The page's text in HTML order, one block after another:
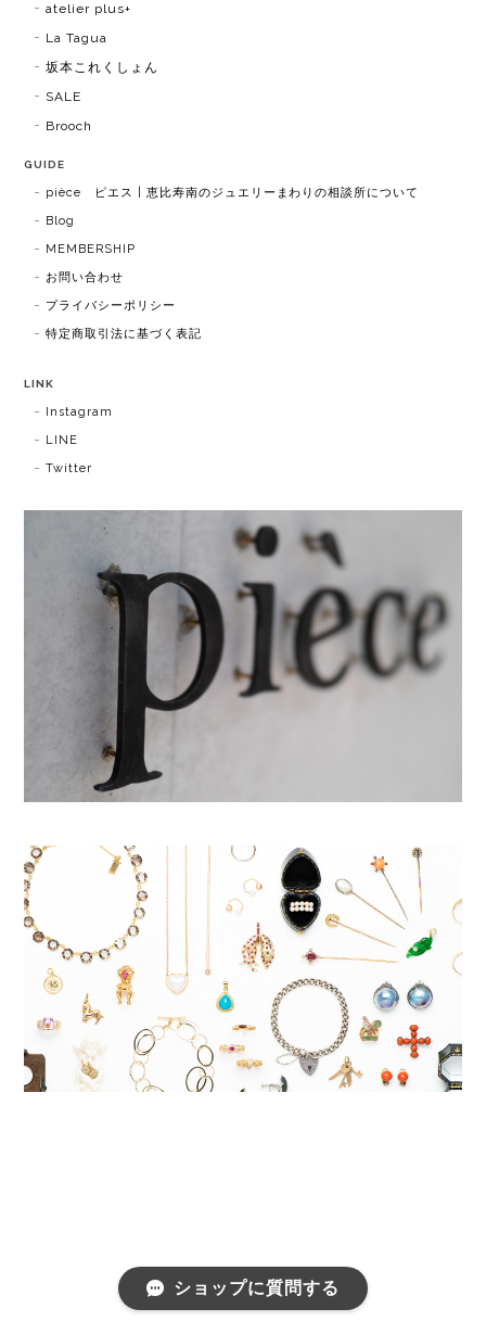
atelier plus+
La Tagua
坂本これくしょん
SALE
Brooch
GUIDE
pièce ピエス | 恵比寿南のジュエリーまわりの相談所について
Blog
MEMBERSHIP
お問い合わせ
プライバシーポリシー
特定商取引法に基づく表記
LINK
Instagram
LINE
Twitter
ショップに質問する